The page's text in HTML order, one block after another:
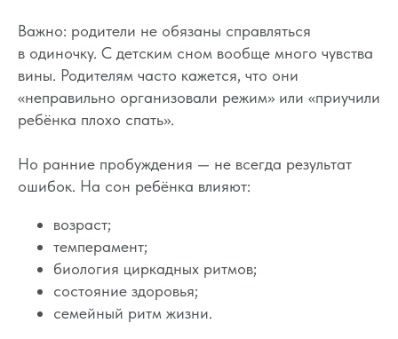
Важно: родители не обязаны справляться
в одиночку. С детским сном вообще много чувства
вины. Родителям часто кажется, что они
«неправильно организовали режим» или «приучили
ребёнка плохо спать».
Но ранние пробуждения — не всегда результат
ошибок. На сон ребёнка влияют:
возраст;
темперамент;
биология циркадных ритмов;
состояние здоровья;
семейный ритм жизни.
Оферта
Ольга Сергеевна
Пн-пт: с 10:00 до
sos@o-sne.online
Видео